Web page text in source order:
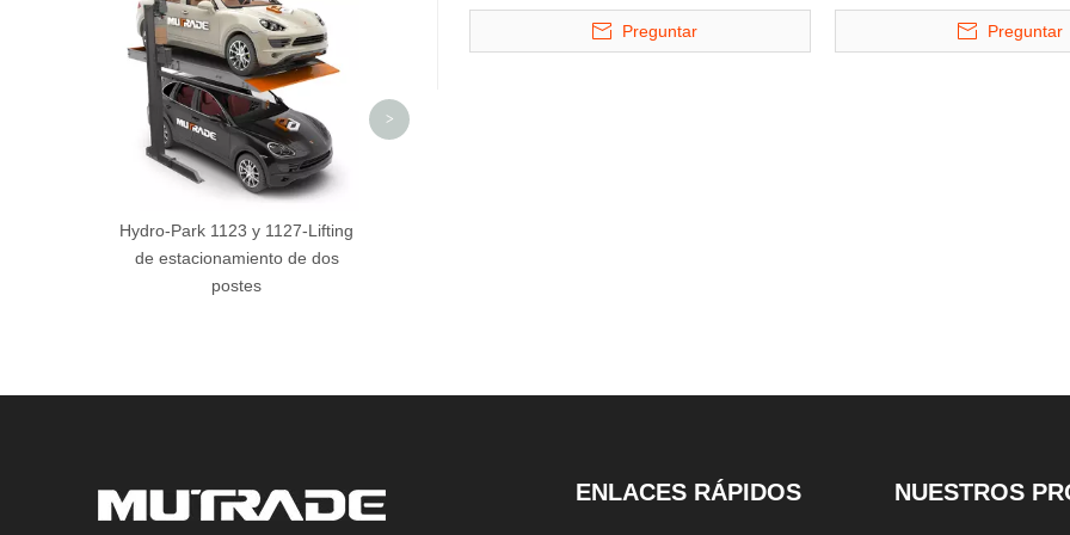
Hydro-Park 1123 y 1127-Lifting
de estacionamiento de dos
postes
estacionamiento de
rompecabezas de elevación y
rompecabezas
niveles uso
>
Preguntar Preguntar
ENLACES RÁPIDOS NUESTROS